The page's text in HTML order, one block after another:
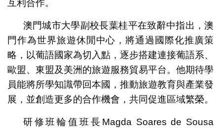
互利合作。
澳門城市大學副校長葉桂平在致辭中指出，澳
門作為世界旅遊休閒中心，將通過國際化推廣策
略，以葡語國家為切入點，逐步搭建連接葡語系、
歐盟、東盟及美洲的旅遊服務貿易平台。他期待學
員能將所學知識帶回本國，推動旅遊教育與產業發
展，並創造更多的合作機會，共同促進區域繁榮。
研修班輪值班長Magda Soares de Sousa